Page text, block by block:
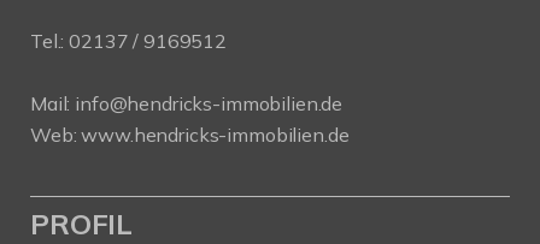
Tel.: 02137 / 9169512
Mail: info@hendricks-immobilien.de
Web:www.hendricks-immobilien.de
PROFIL